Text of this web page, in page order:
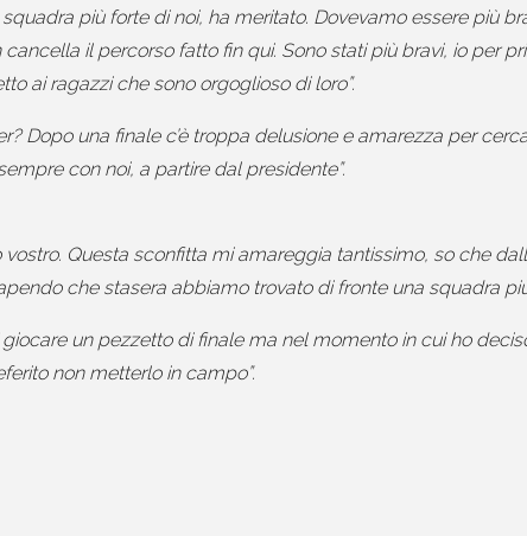
più forte di noi, ha meritato. Dovevamo essere più
il percorso fatto fin qui. Sono stati più bravi, io per
ai ragazzi che sono orgoglioso di loro”.
Dopo una finale c’è troppa delusione e amarezza per
con noi, a partire dal presidente”.
Questa sconfitta mi amareggia tantissimo, so che
che stasera abbiamo trovato di fronte una squadra
un pezzetto di finale ma nel momento in cui ho
non metterlo in campo”.